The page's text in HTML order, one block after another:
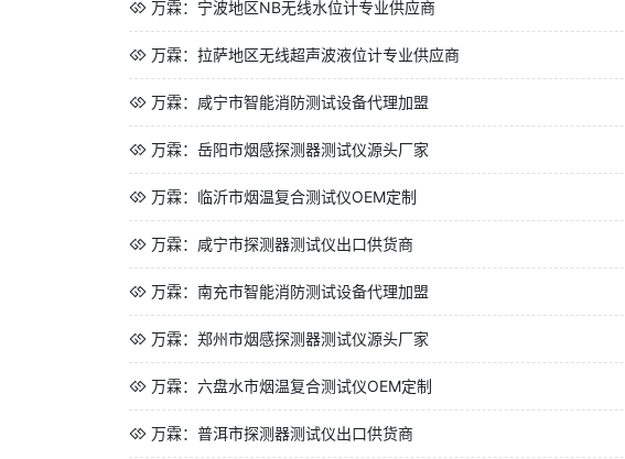
万霖：宁波地区NB无线水位计专业供应商
万霖：拉萨地区无线超声波液位计专业供应商
万霖：咸宁市智能消防测试设备代理加盟
万霖：岳阳市烟感探测器测试仪源头厂家
万霖：临沂市烟温复合测试仪OEM定制
万霖：咸宁市探测器测试仪出口供货商
万霖：南充市智能消防测试设备代理加盟
万霖：郑州市烟感探测器测试仪源头厂家
万霖：六盘水市烟温复合测试仪OEM定制
万霖：普洱市探测器测试仪出口供货商